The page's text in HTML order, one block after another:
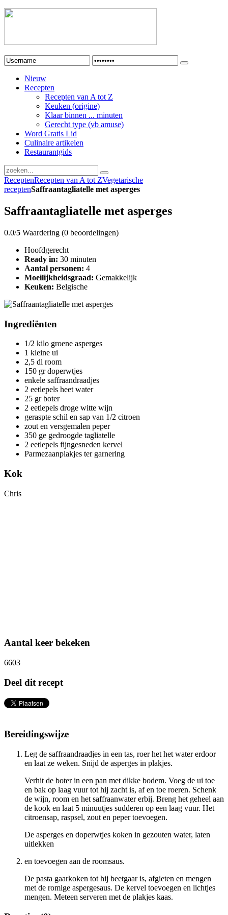
Nieuw
Recepten
Recepten van A tot Z
Keuken (origine)
Klaar binnen ... minuten
Gerecht type (vb amuse)
Word Gratis Lid
Culinaire artikelen
Restaurantgids
ReceptenRecepten van A tot ZVegetarische
receptenSaffraantagliatelle met asperges
Saffraantagliatelle met asperges
0.0/5 Waardering (0 beoordelingen)
Hoofdgerecht
Ready in: 30 minuten
Aantal personen: 4
Moeilijkheidsgraad: Gemakkelijk
Keuken: Belgische
Ingrediënten
1/2 kilo groene asperges
1 kleine ui
2,5 dl room
150 gr doperwtjes
enkele saffraandraadjes
2 eetlepels heet water
25 gr boter
2 eetlepels droge witte wijn
geraspte schil en sap van 1/2 citroen
zout en versgemalen peper
350 ge gedroogde tagliatelle
2 eetlepels fijngesneden kervel
Parmezaanplakjes ter garnering
Kok
Chris
Aantal keer bekeken
6603
Deel dit recept
Bereidingswijze
Leg de saffraandraadjes in een tas, roer het het water erdoor
en laat ze weken. Snijd de asperges in plakjes.
Verhit de boter in een pan met dikke bodem. Voeg de ui toe
en bak op laag vuur tot hij zacht is, af en toe roeren. Schenk
de wijn, room en het saffraanwater erbij. Breng het geheel aan
de kook en laat 5 minuutjes sudderen op een laag vuur. Het
citroensap, raspsel, zout en peper toevoegen.
De asperges en doperwtjes koken in gezouten water, laten
uitlekken
en toevoegen aan de roomsaus.
De pasta gaarkoken tot hij beetgaar is, afgieten en mengen
met de romige aspergesaus. De kervel toevoegen en lichtjes
mengen. Meteen serveren met de plakjes kaas.